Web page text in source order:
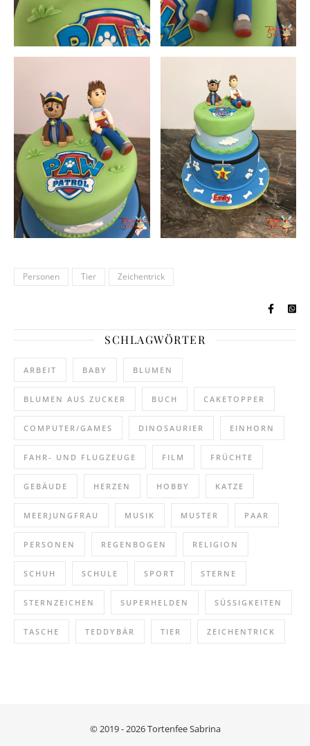
Personen Tier Zeichentrick
SCHLAGWÖRTER
ARBEIT BABY BLUMEN
BLUMEN AUS ZUCKER BUCH CAKETOPPER
COMPUTER/GAMES DINOSAURIER EINHORN
FAHR- UND FLUGZEUGE FILM FRÜCHTE
GEBÄUDE HERZEN HOBBY KATZE
MEERJUNGFRAU MUSIK MUSTER PAAR
PERSONEN REGENBOGEN RELIGION
SCHUH SCHULE SPORT STERNE
STERNZEICHEN SUPERHELDEN SÜSSIGKEITEN
TASCHE TEDDYBÄR TIER ZEICHENTRICK
© 2019 - 2026 Tortenfee Sabrina